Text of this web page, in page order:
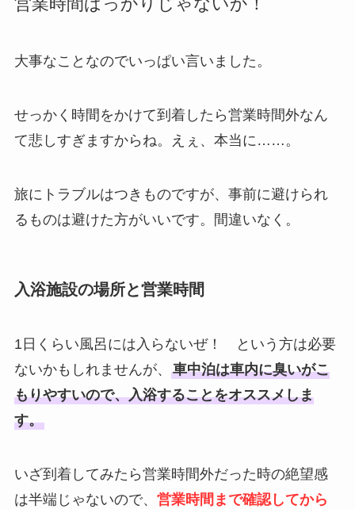
大事なことなのでいっぱい言いました。
せっかく時間をかけて到着したら営業時間外なん
て悲しすぎますからね。えぇ、本当に……。
旅にトラブルはつきものですが、事前に避けられ
るものは避けた方がいいです。間違いなく。
入浴施設の場所と営業時間
1日くらい風呂には入らないぜ！ という方は必要
ないかもしれませんが、 車中泊は車内に臭いがこ
もりやすいので、入浴することをオススメしま
す。
いざ到着してみたら営業時間外だった時の絶望感
は半端じゃないので、 営業時間まで確認してから